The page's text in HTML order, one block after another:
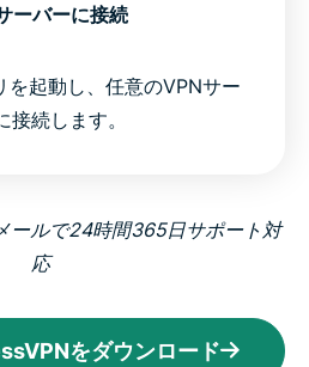
ーバーに接続
を起動し、任意のVPNサー
接続します。
ールで24時間365日サポート対
応
をダウンロード